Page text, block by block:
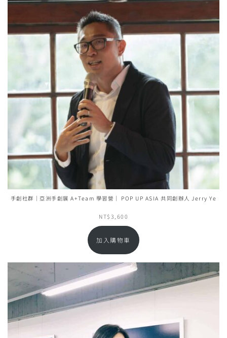
手創社群｜亞洲手創展 A+Team 學習營｜ POP UP ASIA 共同創辦人 Jerry Ye
NT$ 3,600
加入購物車